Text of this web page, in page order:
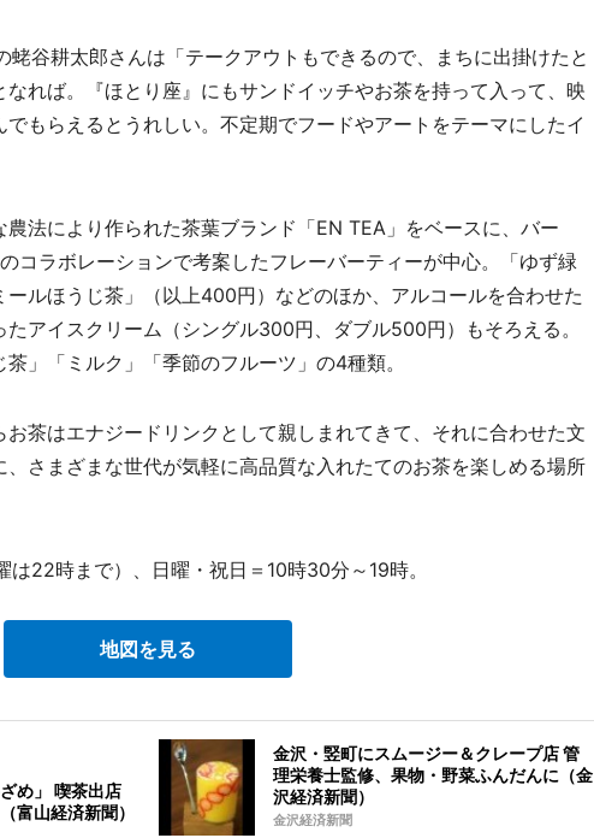
谷耕太郎さんは「テークアウトもできるので、まちに出掛けたと
れば。『ほとり座』にもサンドイッチやお茶を持って入って、映
もらえるとうれしい。不定期でフードやアートをテーマにしたイ
法により作られた茶葉ブランド「EN TEA」をベースに、バー
コラボレーションで考案したフレーバーティーが中心。「ゆず緑
ルほうじ茶」（以上400円）などのほか、アルコールを合わせた
アイスクリーム（シングル300円、ダブル500円）もそろえる。
」「ミルク」「季節のフルーツ」の4種類。
茶はエナジードリンクとして親しまれてきて、それに合わせた文
さまざまな世代が気軽に高品質な入れたてのお茶を楽しめる場所
22時まで）、日曜・祝日＝10時30分～19時。
地図を見る
め」 喫茶出店
富山経済新聞）
金沢・竪町にスムージー＆クレープ店 管
理栄養士監修、果物・野菜ふんだんに（金
沢経済新聞）
金沢経済新聞